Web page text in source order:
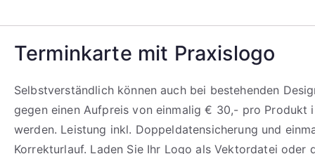
Terminkarte mit Praxislogo
Selbstverständlich können auch bei bestehenden
gegen einen Aufpreis von einmalig € 30,- pro Produkt
werden. Leistung inkl. Doppeldatensicherung und
Korrekturlauf. Laden Sie Ihr Logo als Vektordatei oder